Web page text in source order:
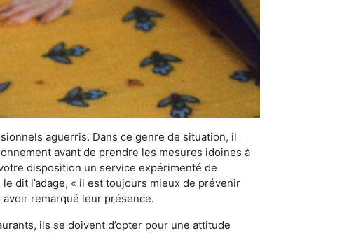
aguerris. Dans ce genre de situation, il
avant de prendre les mesures idoines à
disposition un service expérimenté de
dit l’adage, « il est toujours mieux de prévenir
remarqué leur présence.
ils se doivent d’opter pour une attitude